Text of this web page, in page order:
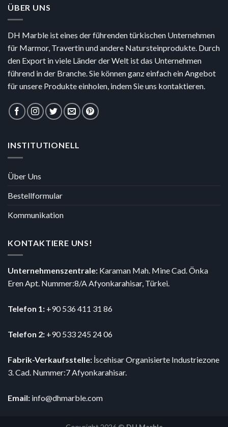
ÜBER UNS
DH Marble ist eines der führenden türkischen Unternehmen
für Marmor, Travertin und andere Natursteinprodukte. Durch
den Export in viele Länder der Welt ist das Unternehmen
führend in der Branche. Sie können ganz einfach ein Angebot
für unsere Produkte einholen, indem Sie uns kontaktieren.
INSTITUTIONELL
Über Uns
Bestellformular
Kommunikation
KONTAKTIERE UNS!
Unternehmenszentrale: Karaman Mah. Mine Cad. Önka
Eren Apt. Nummer:8/A Afyonkarahisar, Türkei.
Telefon 1: +90 536 411 31 86
Telefon 2: +90 533 245 24 06
Fabrik-Verkaufsstelle: İscehisar Organisierte Industriezone
3. Cad. Nummer:7 Afyonkarahisar.
Email: info@dhmarble.com